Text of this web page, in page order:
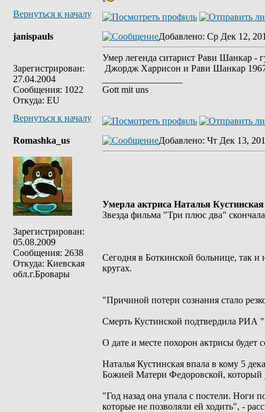
Вернуться к началу
janispauls
Зарегистрирован:
27.04.2004
Сообщения: 1022
Откуда: EU
Добавлено: Ср Дек 12,
Умер легенда ситарист Рави Шанкар
Джордж Харрисон и Рави Шанкар
Gott mit uns
Вернуться к началу
Romashka_us
Зарегистрирован:
05.08.2009
Сообщения: 2638
Откуда: Киевская
обл.г.Бровары
Добавлено: Чт Дек 13,
Умерла актриса Наталья Кустинская
Звезда фильма "Три плюс два"
Сегодня в Боткинской больнице, так
кругах.
"Причиной потери сознания стало
Смерть Кустинской подтвердила РИА
О дате и месте похорон актрисы будет
Наталья Кустинская впала в кому 5
Божией Матери Федоровской, который
"Год назад она упала с постели. Ноги
которые не позволяли ей ходить", -